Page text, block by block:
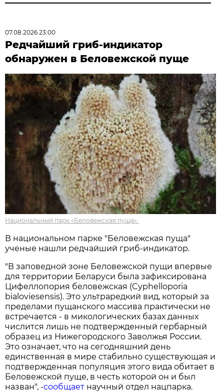
07.08.2026 23:00
Редчайший гриб-индикатор
обнаружен в Беловежской пуще
Национальный парк «Беловежская пуща».
В национальном парке "Беловежская пуща"
ученые нашли редчайший гриб-индикатор.
"В заповедной зоне Беловежской пущи впервые
для территории Беларуси была зафиксирована
Цифеллопория беловежская (Cyphelloporia
bialoviesensis). Это ультраредкий вид, который за
пределами пущанского массива практически не
встречается - в микологических базах данных
числится лишь не подтвержденный гербарный
образец из Нижегородского Заволжья России.
Это означает, что на сегодняшний день
единственная в мире стабильно существующая и
подтвержденная популяция этого вида обитает в
Беловежской пуще, в честь которой он и был
назван", -сообщает научный отдел нацпарка.